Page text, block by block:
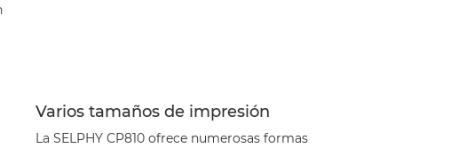
Varios tamaños de impresión
La SELPHY CP810 ofrece numerosas formas